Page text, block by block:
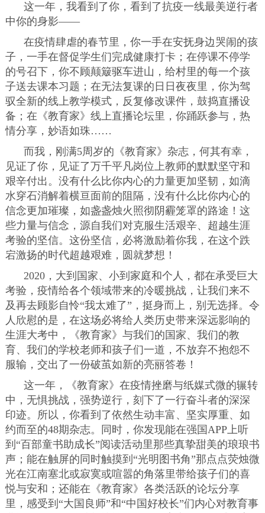
这一年，我看到了你，看到了抗疫一线最美逆行者
中你的身影——
在疫情肆虐的春节里，你一手在安抚身边哭闹的孩
子，一手在督促学生们完成健康打卡；在停课不停学
的号召下，你不顾颠簸驱车进山，给村里的每一个孩
子送去课本习题；在无法复课的日日夜夜里，你为驾
驭全新的线上教学模式，反复修改课件，鼓捣直播设
备；在《教育家》线上直播论坛里，你踊跃参与，热
情分享，妙语如珠……
而我，刚满5周岁的《教育家》杂志，何其有幸，
见证了你，见证了万千平凡岗位上教师的默默坚守和
艰辛付出。没有什么比你内心的力量更加坚韧，如滴
水穿石消解着横亘面前的阻隔，没有什么比你内心的
信念更加璀璨，如盏盏烛火照彻阴霾笼罩的路途！这
些力量与信念，源自我们对克服生活艰辛、超越生涯
考验的坚信。这份坚信，必将激励着你我，在这个跌
宕激扬的时代超越艰难，圆就梦想！
2020，大到国家、小到家庭和个人，都在承受巨大
考验，疫情给各个领域带来的冷暖挑战，让我们来不
及再去顾影自怜“我太难了”，挺身而上，别无选择。令
人欣慰的是，在这场必将给人类历史带来深远影响的
生涯大考中，《教育家》与我们的国家、我们的教
育、我们的学校老师和孩子们一道，不放弃不抱怨不
服输，交出了一份破茧如新的亮丽答卷！
这一年，《教育家》在疫情挫磨与纸媒式微的辗转
中，无惧挑战，强势逆行，刻下了一行奋斗者的深深
印迹。所以，你看到了依然生动丰富、坚实厚重、如
约而至的48期杂志。同时，你发现能在强国APP上听
到“百部童书助成长”阅读活动里那些真挚甜美的琅琅书
声；能在触屏的同时触摸到“光明图书角”那点点荧烛微
光在江南塞北或寂寞或喧嚣的角落里带给孩子们的喜
悦与安和；还能在《教育家》各类活跃的论坛分享
里，感受到“大国良师”和“中国好校长”们内心对教育事